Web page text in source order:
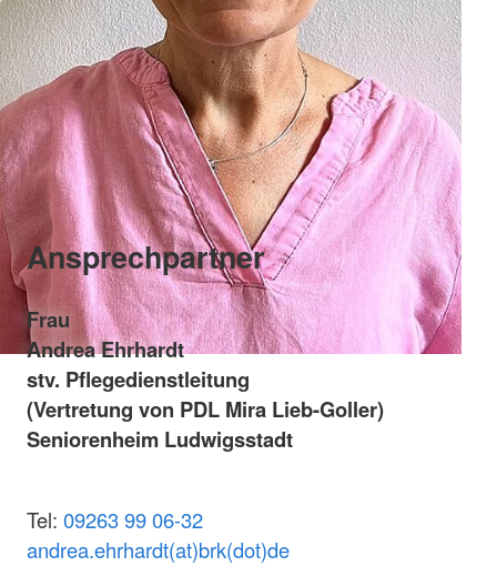
Ansprechpartner
Frau
Andrea Ehrhardt
stv. Pflegedienstleitung
(Vertretung von PDL Mira Lieb-Goller)
Seniorenheim Ludwigsstadt
Tel: 09263 99 06-32
andrea.ehrhardt(at)brk(dot)de